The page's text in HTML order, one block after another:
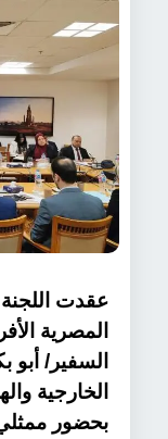
عقدت اللجنة
المصرية
السفير/ أبو
الخارجية
بحضور